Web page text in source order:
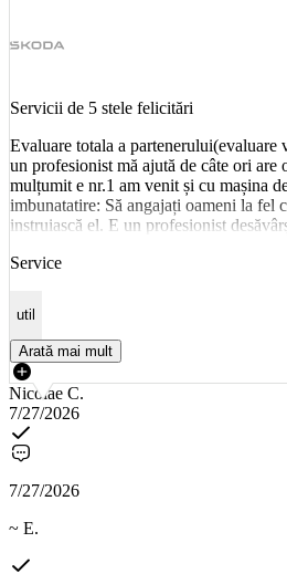
Servicii de 5 stele felicitări
Evaluare totala a partenerului(evaluare
un profesionist mă ajută de câte ori are
mulțumit e nr.1 am venit și cu mașina
imbunatatire: Să angajați oameni la fel
instruiască el. E un profesionist
Service
util
Arată mai mult
Nicolae C.
7/27/2026
7/27/2026
~ E.